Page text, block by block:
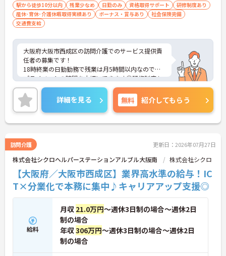
駅から徒歩10分以内 残業少なめ 日勤のみ 資格取得サポート
研修制度あり
産休･育休･介護休暇取得実績あり
ボーナス・賞与あり
社会保険完備
交通費支給
大阪府大阪市西成区の訪問介護でのサービス提供責
任者の募集です！
18時終業の日勤勤務で残業は月5時間以内なので、
プライベートの時間を大切にできます◎研修制度も
あり、働きながらスキルアップが目指せます！最寄
り駅から徒歩1分と好立地なのも嬉しいポイントで
す♪
＜業界トップレベルの高水準な給与・賞与＞賞与は
年2回の基本ボーナスに加え、業績と評価に応じた
の支給実績があります。スタッフの頑張りをしっか
り収入で還元する安心の待遇です。
＜ICT活用と充実の福利厚生で働きやすさ抜群＞Slac
k等のICTを全面導入し、面倒な紙の事務作業を削
減。さらに、当日予約OKの頼れる託児所や、有給休
暇の取得しやすい環境があり、ネイルOKなど、自分
らしく柔軟に働ける環境が整っています。
＜費用負担なし！手厚い資格取得・キャリアアップ
支援＞ケアマネや管理者などの資格取得にかかる費
用は会社が負担し、指定の講習日は「勤務扱い」に
なります。合格時にはお祝い金もあり、未経験から
でも働きながら負担なくステップアップを目指せま
す。（会社が認めたものに限る）
詳細を見る 無料 紹介してもらう
訪問介護 更新日：2026年07月27日
株式会社シクロヘルパーステーションアルブル大阪南 株式会社シクロ
【大阪府／大阪市西成区】業界高水準の給与！IC
T×分業化で本務に集中♪キャリアアップ支援◎
給料
月収 21.0万円～週休3日制の場合～週休2日
制の場合
年収306万円～週休3日制の場合～週休2日
制の場合